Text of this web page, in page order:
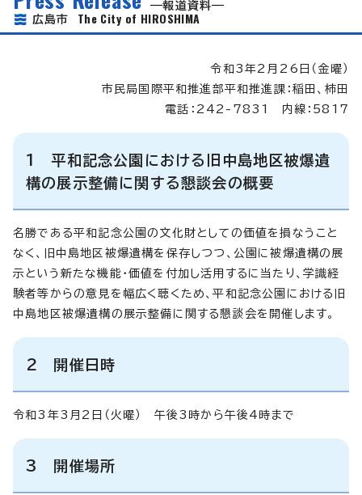
報道資料
広島市 The City of HIROSHIMA
令和3年2月26日（金曜）
市民局国際平和推進部平和推進課：稲田、柿田
電話：242-7831 内線：5817
1 平和記念公園における旧中島地区被爆遺
構の展示整備に関する懇談会の概要
名勝である平和記念公園の文化財としての価値を損なうこと
なく、旧中島地区被爆遺構を保存しつつ、公園に被爆遺構の展
示という新たな機能・価値を付加し活用するに当たり、学識経
験者等からの意見を幅広く聴くため、平和記念公園における旧
中島地区被爆遺構の展示整備に関する懇談会を開催します。
2 開催日時
令和3年3月2日（火曜） 午後3時から午後4時まで
3 開催場所